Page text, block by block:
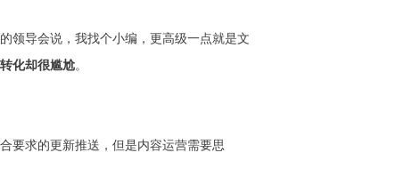
领导会说，我找个小编，更高级一点就是文
化却很尴尬。
要求的更新推送，但是内容运营需要思